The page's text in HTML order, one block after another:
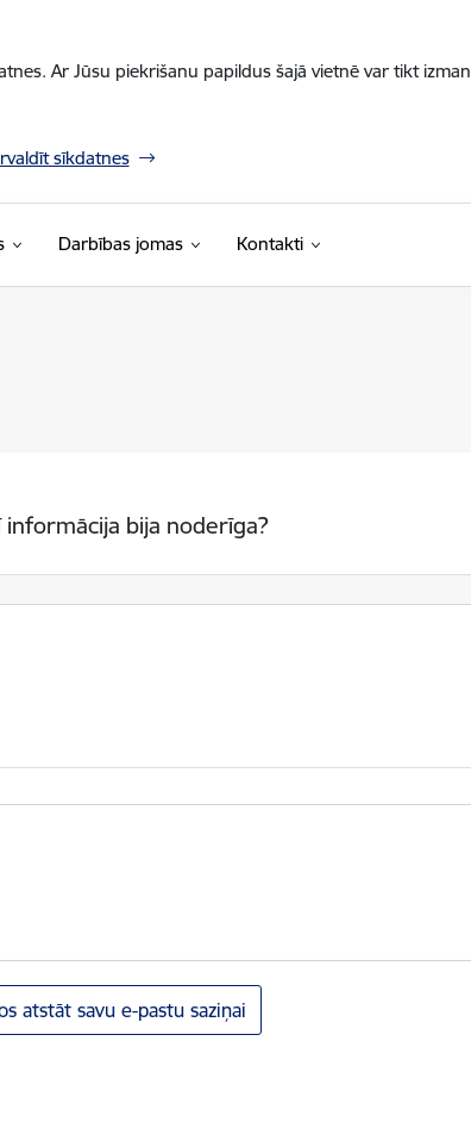
Ar Jūsu piekrišanu papildus šajā vietnē var tikt
sīkdatnes
Darbības jomas Kontakti
informācija bija noderīga?
atstāt savu e-pastu saziņai